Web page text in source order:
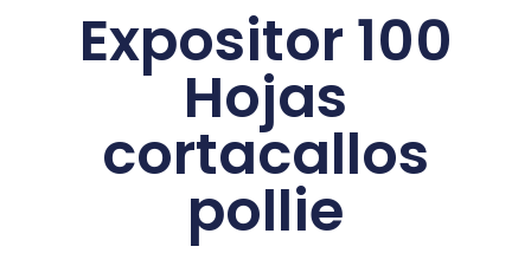
Expositor 100
Hojas
cortacallos
pollie